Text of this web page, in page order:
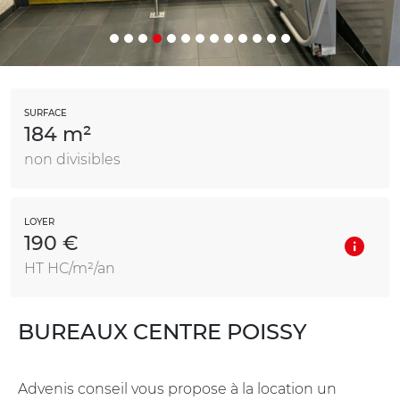
SURFACE
184 m²
non divisibles
LOYER
190 €
HT HC/m²/an
BUREAUX CENTRE POISSY
Advenis conseil vous propose à la location un